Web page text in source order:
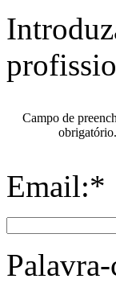
Campo de
obrigatório.
Email:*